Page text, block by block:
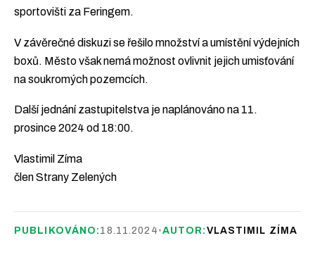
sportovišti za Feringem.
V závěrečné diskuzi se řešilo množství a umístění výdejních
boxů. Město však nemá možnost ovlivnit jejich umisťování
na soukromých pozemcích.
Další jednání zastupitelstva je naplánováno na 11.
prosince 2024 od 18:00.
Vlastimil Zíma
člen Strany Zelených
PUBLIKOVÁNO: 18.11.2024 •AUTOR: VLASTIMIL ZÍMA